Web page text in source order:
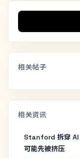
相关帖子
相关资讯
Stanford 拆穿 AI
可能先被挤压